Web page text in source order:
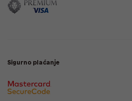
Sigurno plaćanje